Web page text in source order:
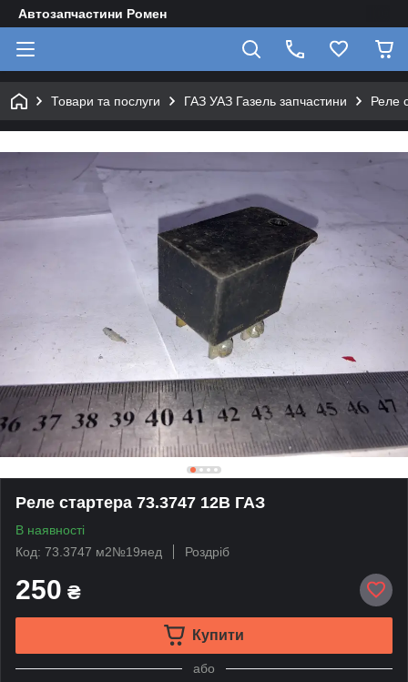
Автозапчастини Ромен
Товари та послуги ГАЗ УАЗ Газель запчастини Реле
Реле стартера 73.3747 12В ГАЗ
В наявності
Код: 73.3747 м2№19яед
Роздріб
250 ₴
Купити
або